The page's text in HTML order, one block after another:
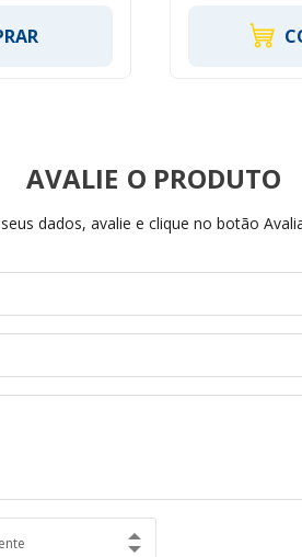
AVALIE
dados, avalie e clique no botão